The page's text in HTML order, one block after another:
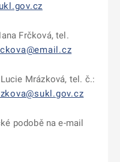
Frčková, tel.
Mrázková, tel. č.:
podobě na e-mail